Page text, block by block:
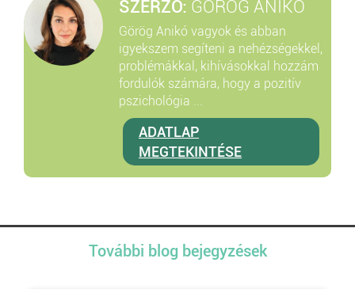
SZERZŐ: GÖRÖG ANIKÓ
Görög Anikó vagyok és abban
igyekszem segíteni a nehézségekkel,
problémákkal, kihívásokkal hozzám
fordulók számára, hogy a pozitív
pszichológia ...
ADATLAP
MEGTEKINTÉSE
További blog bejegyzések